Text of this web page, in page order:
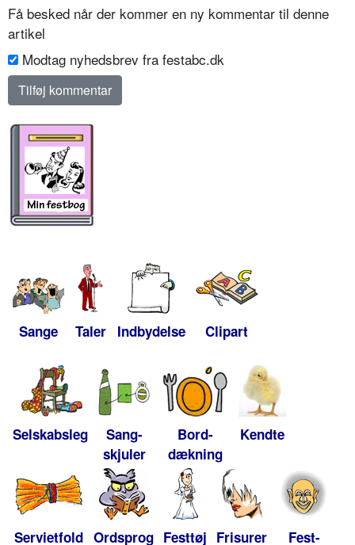
Få besked når der kommer en ny kommentar til denne
artikel
Modtag nyhedsbrev fra festabc.dk
Sange Taler Indbydelse Clipart
Selskabsleg
Sang-
skjuler
Bord-
dækning
Kendte
Servietfold Ordsprog Festtøj Frisurer
Fest-